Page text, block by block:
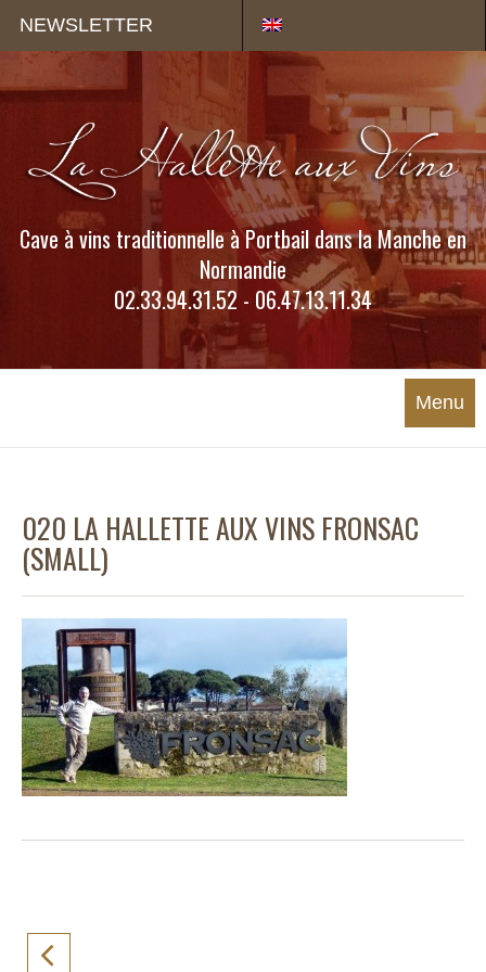
NEWSLETTER
Cave à vins traditionnelle à Portbail dans la Manche en
Normandie
02.33.94.31.52 - 06.47.13.11.34
Menu
020 LA HALLETTE AUX VINS FRONSAC
(SMALL)
Panneau de gestion des cookies